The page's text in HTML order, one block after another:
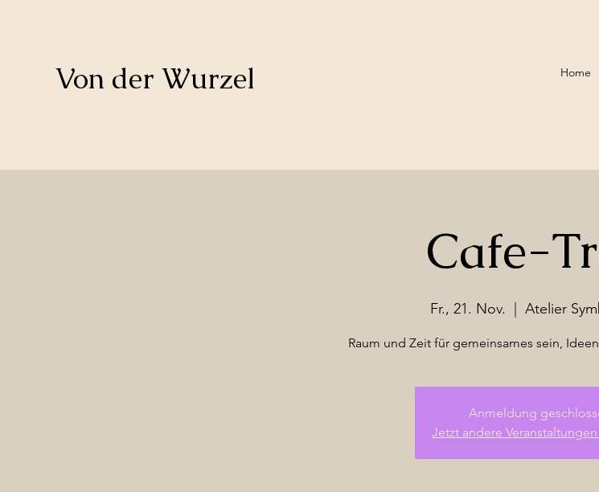
​Von der Wurzel Home
Cafe-
Fr., 21. Nov. Atelier
Raum und Zeit für gemeinsames sein,
Anmeldung
Jetzt andere